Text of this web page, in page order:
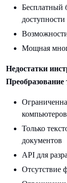
Бесплатный
Мощная
Недостатки
Преобразование
компьютеров
Только
документов
API для
Отсутствие